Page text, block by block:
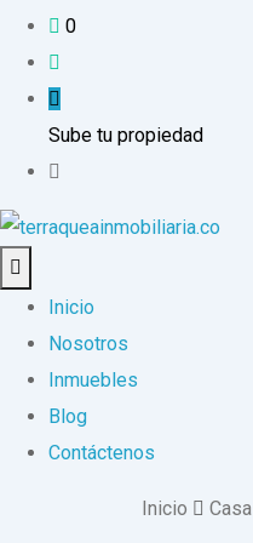
0
Sube tu propiedad
Inicio
Nosotros
Inmuebles
Blog
Contáctenos
Inicio Casa